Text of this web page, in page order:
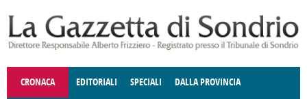
CRONACA EDITORIALI SPECIALI DALLA PROVINCIA